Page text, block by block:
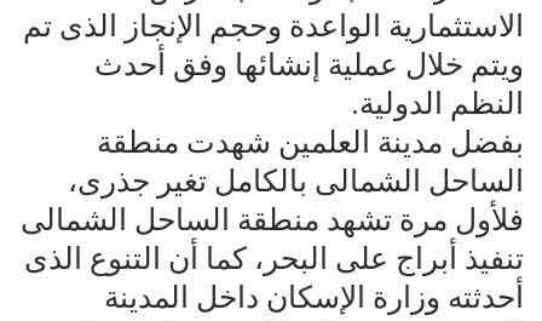
الاستثمارية الواعدة وحجم الإنجاز الذى تم
ويتم خلال عملية إنشائها وفق أحدث
النظم الدولية.
بفضل مدينة العلمين شهدت منطقة
الساحل الشمالى بالكامل تغير جذرى،
فلأول مرة تشهد منطقة الساحل الشمالى
تنفيذ أبراج على البحر، كما أن التنوع الذى
أحدثته وزارة الإسكان داخل المدينة